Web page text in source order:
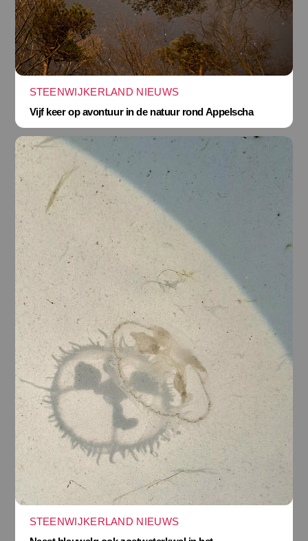
STEENWIJKERLAND NIEUWS
Vijf keer op avontuur in de natuur rond Appelscha
STEENWIJKERLAND NIEUWS